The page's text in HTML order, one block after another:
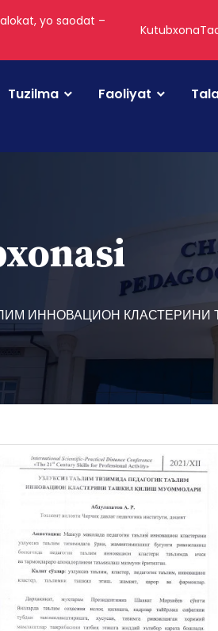
yo saodat –
Kutubxona
Tuzilma Faoliyat
ИННОВАЦИОН